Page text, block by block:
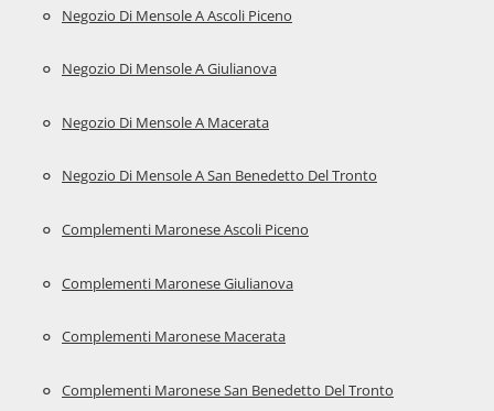
Negozio Di Mensole A Ascoli Piceno
Negozio Di Mensole A Giulianova
Negozio Di Mensole A Macerata
Negozio Di Mensole A San Benedetto Del Tronto
Complementi Maronese Ascoli Piceno
Complementi Maronese Giulianova
Complementi Maronese Macerata
Complementi Maronese San Benedetto Del Tronto